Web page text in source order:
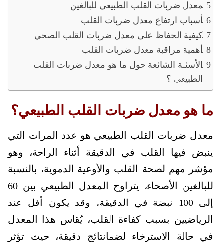
معدل ضربات القلب الطبيعي للبالغين
أسباب ارتفاع معدل ضربات القلب
كيفية الحفاظ على معدل ضربات القلب الصحي
أهمية مراقبة معدل ضربات القلب
الأسئلة الشائعة حول ما هو معدل ضربات القلب
الطبيعي ؟
ما هو معدل ضربات القلب الطبيعي؟
معدل ضربات القلب الطبيعي هو عدد المرات التي
ينبض فيها القلب في الدقيقة أثناء الراحة، وهو
مؤشر مهم لصحة القلب والأوعية الدموية، بالنسبة
للبالغين الأصحاء، يتراوح المعدل الطبيعي بين 60
إلى 100 نبضة في الدقيقة، وقد يكون أقل عند
الرياضيين بسبب كفاءة القلب، يُقاس هذا المعدل
في حالة الاسترخاء لضمانتائج دقيقة، حيث تؤثر